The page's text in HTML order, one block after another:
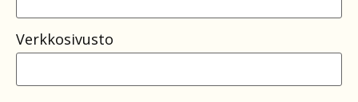
Verkkosivusto